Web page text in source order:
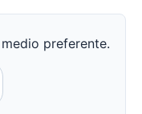
preferente.